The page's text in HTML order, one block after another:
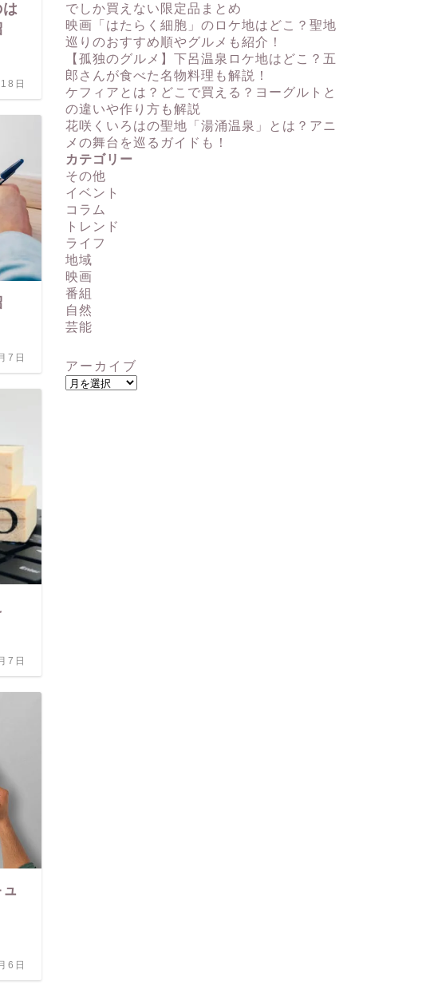
日
7日
7日
6日
でしか買えない限定品まとめ
映画「はたらく細胞」のロケ地はどこ？聖地
巡りのおすすめ順やグルメも紹介！
【孤独のグルメ】下呂温泉ロケ地はどこ？五
郎さんが食べた名物料理も解説！
ケフィアとは？どこで買える？ヨーグルトと
の違いや作り方も解説
花咲くいろはの聖地「湯涌温泉」とは？アニ
メの舞台を巡るガイドも！
カテゴリー
その他
イベント
コラム
トレンド
ライフ
地域
映画
番組
自然
芸能
アーカイブ
ア